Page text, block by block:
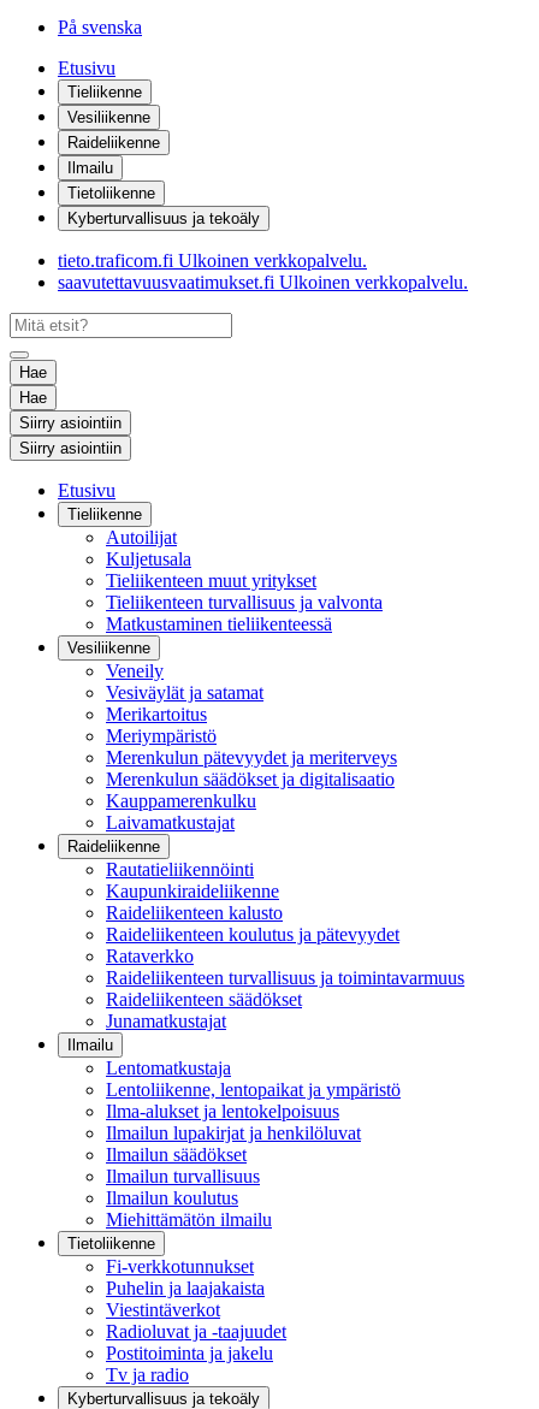
På svenska
Etusivu
Tieliikenne
Vesiliikenne
Raideliikenne
Ilmailu
Tietoliikenne
Kyberturvallisuus ja tekoäly
tieto.traficom.fi Ulkoinen verkkopalvelu.
saavutettavuusvaatimukset.fi Ulkoinen verkkopalvelu.
Hae
Hae
Siirry asiointiin
Siirry asiointiin
Etusivu
Tieliikenne
Autoilijat
Kuljetusala
Tieliikenteen muut yritykset
Tieliikenteen turvallisuus ja valvonta
Matkustaminen tieliikenteessä
Vesiliikenne
Veneily
Vesiväylät ja satamat
Merikartoitus
Meriympäristö
Merenkulun pätevyydet ja meriterveys
Merenkulun säädökset ja digitalisaatio
Kauppamerenkulku
Laivamatkustajat
Raideliikenne
Rautatieliikennöinti
Kaupunkiraideliikenne
Raideliikenteen kalusto
Raideliikenteen koulutus ja pätevyydet
Rataverkko
Raideliikenteen turvallisuus ja toimintavarmuus
Raideliikenteen säädökset
Junamatkustajat
Ilmailu
Lentomatkustaja
Lentoliikenne, lentopaikat ja ympäristö
Ilma-alukset ja lentokelpoisuus
Ilmailun lupakirjat ja henkilöluvat
Ilmailun säädökset
Ilmailun turvallisuus
Ilmailun koulutus
Miehittämätön ilmailu
Tietoliikenne
Fi-verkkotunnukset
Puhelin ja laajakaista
Viestintäverkot
Radioluvat ja -taajuudet
Postitoiminta ja jakelu
Tv ja radio
Kyberturvallisuus ja tekoäly